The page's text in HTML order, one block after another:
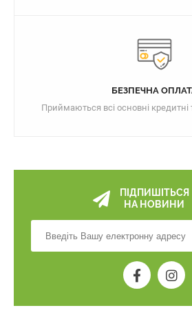
БЕЗПЕЧНА
Приймаються всі основні кредитні
ПІДПИШІТЬСЯ
НА НОВИНИ